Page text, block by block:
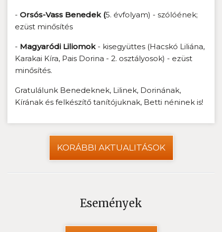
- Orsós-Vass Benedek (5. évfolyam) - szólóének;
ezüst minősítés
- Magyaródi Liliomok - kisegyüttes (Hacskó Liliána,
Karakai Kíra, Pais Dorina - 2. osztályosok) - ezüst
minősítés.
Gratulálunk Benedeknek, Lilinek, Dorinának,
Kírának és felkészítő tanítójuknak, Betti néninek is!
KORÁBBI AKTUALITÁSOK
Események